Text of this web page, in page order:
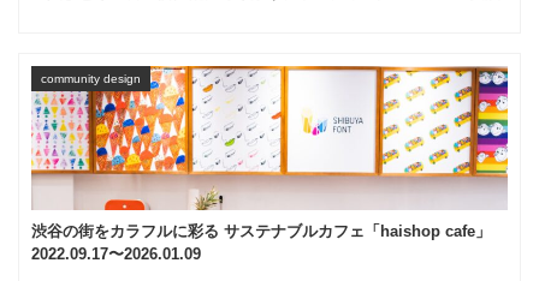
community design
渋谷の街をカラフルに彩る サステナブルカフェ「haishop cafe」
2022.09.17〜2026.01.09